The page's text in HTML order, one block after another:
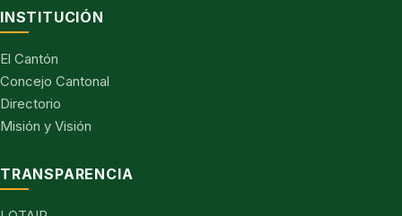
INSTITUCIÓN
El Cantón
Concejo Cantonal
Directorio
Misión y Visión
TRANSPARENCIA